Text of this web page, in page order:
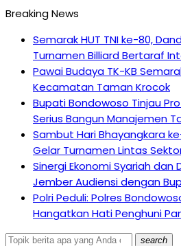
Breaking News
Semarak HUT TNI ke-80,
Turnamen Billiard Bertaraf
Pawai Budaya TK-KB
Kecamatan Taman Krocok
Bupati Bondowoso Tinjau
Serius Bangun Manajemen
Sambut Hari Bhayangkara
Gelar Turnamen Lintas
Sinergi Ekonomi Syariah dan
Jember Audiensi dengan
Polri Peduli: Polres
Hangatkan Hati Penghuni
search